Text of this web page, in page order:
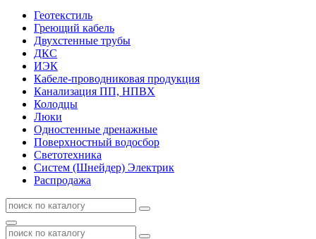
Геотекстиль
Греющий кабель
Двухстенные трубы
ДКС
ИЭК
Кабеле-проводниковая продукция
Канализация ПП, НПВХ
Колодцы
Люки
Одностенные дренажные
Поверхностный водосбор
Светотехника
Систем (Шнейдер) Электрик
Распродажа